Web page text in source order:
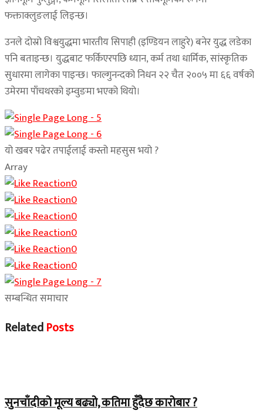
फक्ताक्लुङलाई लिइन्छ।
उनले दोस्रो विश्वयुद्धमा भारतीय सिपाही (इण्डियन लाहुरे) बनेर युद्ध लडेका
पनि बताइन्छ। युद्धबाट फर्किएरपछि ध्यान, कर्म तथा धार्मिक, सांस्कृतिक
सुधारमा लागेका पाइन्छ। फाल्गुनन्दको निधन २२ चैत २००५ मा ६६ वर्षको
उमेरमा पाँचथरको इम्वुङमा भएको थियो।
यो खबर पढेर तपाईलाई कस्तो महसुस भयो ?
Array
0
0
0
0
0
0
सम्बन्धित समाचार
RelatedPosts
सुनचाँदीको मूल्य बढ्यो, कतिमा हुँदैछ कारोबार ?